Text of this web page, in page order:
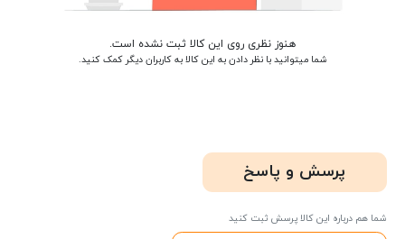
هنوز نظری روی این کالا ثبت نشده است.
شما میتوانید با نظر دادن به این کالا به کاربران دیگر کمک کنید.
پرسش و پاسخ
شما هم درباره این کالا پرسش ثبت کنید